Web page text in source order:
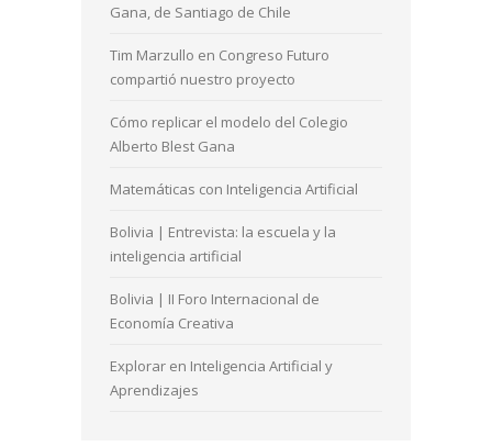
Gana, de Santiago de Chile
Tim Marzullo en Congreso Futuro
compartió nuestro proyecto
Cómo replicar el modelo del Colegio
Alberto Blest Gana
Matemáticas con Inteligencia Artificial
Bolivia | Entrevista: la escuela y la
inteligencia artificial
Bolivia | II Foro Internacional de
Economía Creativa
Explorar en Inteligencia Artificial y
Aprendizajes